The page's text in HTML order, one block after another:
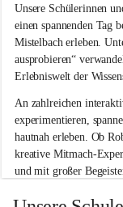
s
s
c
u
l
e
G
l
o
g
g
n
i
Unsere Schülerinnen
einen spannenden Tag
Mistelbach erleben.
ausprobieren“
Erlebniswelt der
An zahlreichen
experimentieren,
hautnah erleben. Ob
kreative Mitmach-
und mit großer
Besonders